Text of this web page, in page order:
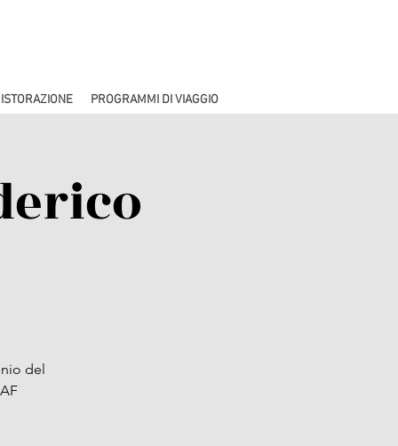
PROGRAMMI DI VIAGGIO
del